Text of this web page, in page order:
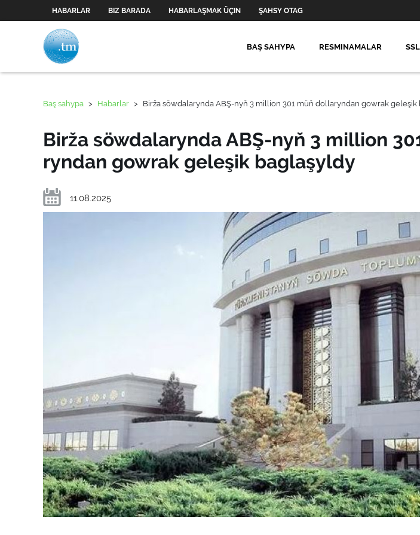
HABARLAR BIZ BARADA HABARLAŞMAK ÜÇIN ŞAHSY OTAG
BAŞ SAHYPA RESMINAMALAR
Baş sahypa > Habarlar > Birža söwdalarynda ABŞ-nyň 3 mil­lion 301 müň dol­la­ryn­dan gow­rak geleşik
Birža söwdalarynda ABŞ-nyň 3 mil­lion
ryn­dan gow­rak geleşik baglaşyldy
11.08.2025